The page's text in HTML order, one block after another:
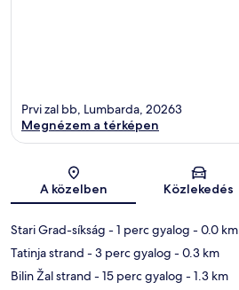
Térkép
Prvi zal bb, Lumbarda, 20263
Megnézem a térképen
A közelben Közlekedés
Stari Grad-síkság - 1 perc gyalog - 0.0 km
Tatinja strand - 3 perc gyalog - 0.3 km
Bilin Žal strand - 15 perc gyalog - 1.3 km